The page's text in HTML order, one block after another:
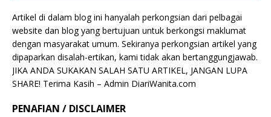
Artikel di dalam blog ini hanyalah perkongsian dari pelbagai
website dan blog yang bertujuan untuk berkongsi maklumat
dengan masyarakat umum. Sekiranya perkongsian artikel yang
dipaparkan disalah-ertikan, kami tidak akan bertanggungjawab.
JIKA ANDA SUKAKAN SALAH SATU ARTIKEL, JANGAN LUPA
SHARE! Terima Kasih – Admin DiariWanita.com
PENAFIAN / DISCLAIMER